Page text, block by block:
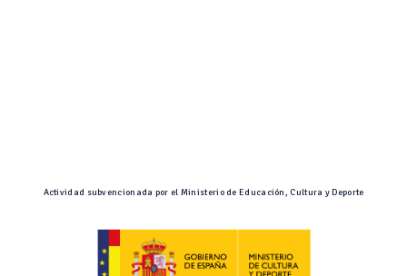
Actividad subvencionada por el Ministerio de Educación, Cultura y Deporte